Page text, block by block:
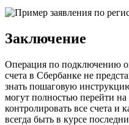
Заключение
Операция по подключению
счета в Сбербанке не
знать пошаговую
могут полностью перейти
контролировать все счета и
всегда быть в курсе